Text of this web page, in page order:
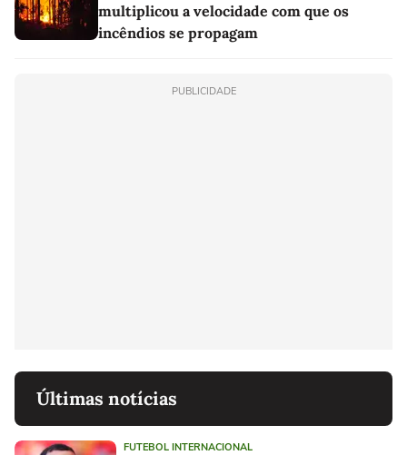
multiplicou a velocidade com que os
incêndios se propagam
PUBLICIDADE
Últimas notícias
FUTEBOL INTERNACIONAL